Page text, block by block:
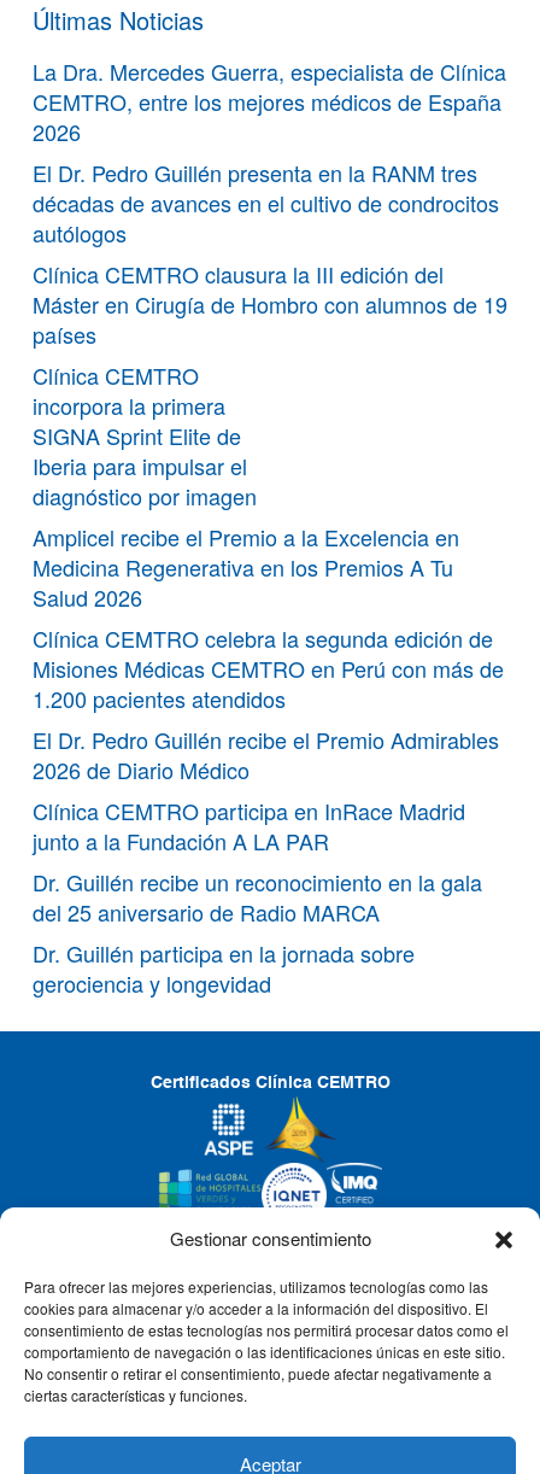
Gestionar consentimiento
Para ofrecer las mejores experiencias, utilizamos tecnologías como las
cookies para almacenar y/o acceder a la información del dispositivo. El
consentimiento de estas tecnologías nos permitirá procesar datos como el
comportamiento de navegación o las identificaciones únicas en este sitio.
No consentir o retirar el consentimiento, puede afectar negativamente a
ciertas características y funciones.
Aceptar
Últimas Noticias
La Dra. Mercedes Guerra, especialista de Clínica
CEMTRO, entre los mejores médicos de España
2026
El Dr. Pedro Guillén presenta en la RANM tres
décadas de avances en el cultivo de condrocitos
autólogos
Clínica CEMTRO clausura la III edición del
Máster en Cirugía de Hombro con alumnos de 19
países
Clínica CEMTRO
incorpora la primera
SIGNA Sprint Elite de
Iberia para impulsar el
diagnóstico por imagen
Amplicel recibe el Premio a la Excelencia en
Medicina Regenerativa en los Premios A Tu
Salud 2026
Clínica CEMTRO celebra la segunda edición de
Misiones Médicas CEMTRO en Perú con más de
1.200 pacientes atendidos
El Dr. Pedro Guillén recibe el Premio Admirables
2026 de Diario Médico
Clínica CEMTRO participa en InRace Madrid
junto a la Fundación A LA PAR
Dr. Guillén recibe un reconocimiento en la gala
del 25 aniversario de Radio MARCA
Dr. Guillén participa en la jornada sobre
gerociencia y longevidad
Certificados Clínica CEMTRO
CLÍNICA CEMTRO
QUIÉNES SOMOS